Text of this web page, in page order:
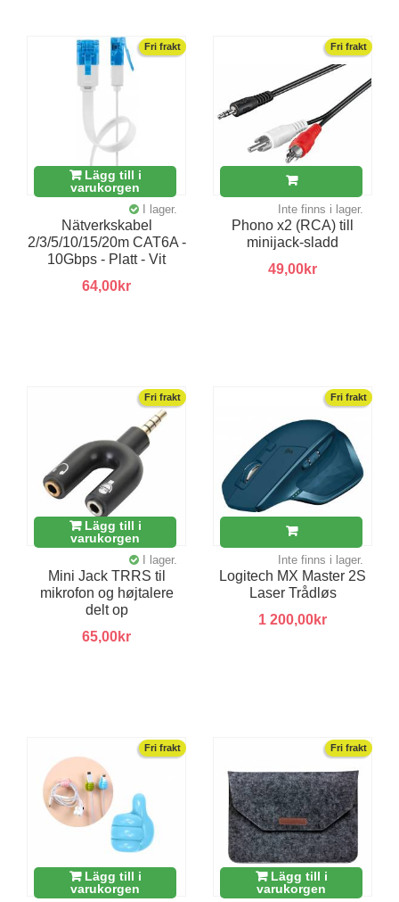
Fri frakt
Lägg till i
varukorgen
I lager.
Nätverkskabel
2/3/5/10/15/20m CAT6A -
10Gbps - Platt - Vit
64,00kr
Fri frakt
Inte finns i lager.
Phono x2 (RCA) till
minijack-sladd
49,00kr
Fri frakt
Lägg till i
varukorgen
I lager.
Mini Jack TRRS til
mikrofon og højtalere
delt op
65,00kr
Fri frakt
Inte finns i lager.
Logitech MX Master 2S
Laser Trådløs
1 200,00kr
Fri frakt
Lägg till i
varukorgen
Fri frakt
Lägg till i
varukorgen